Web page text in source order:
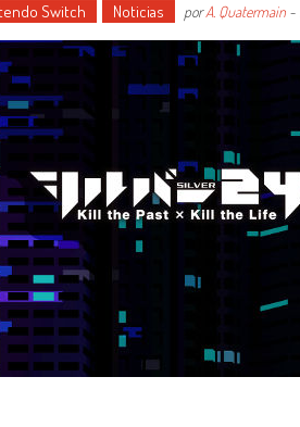
Switch Noticias porA. Quatermain -